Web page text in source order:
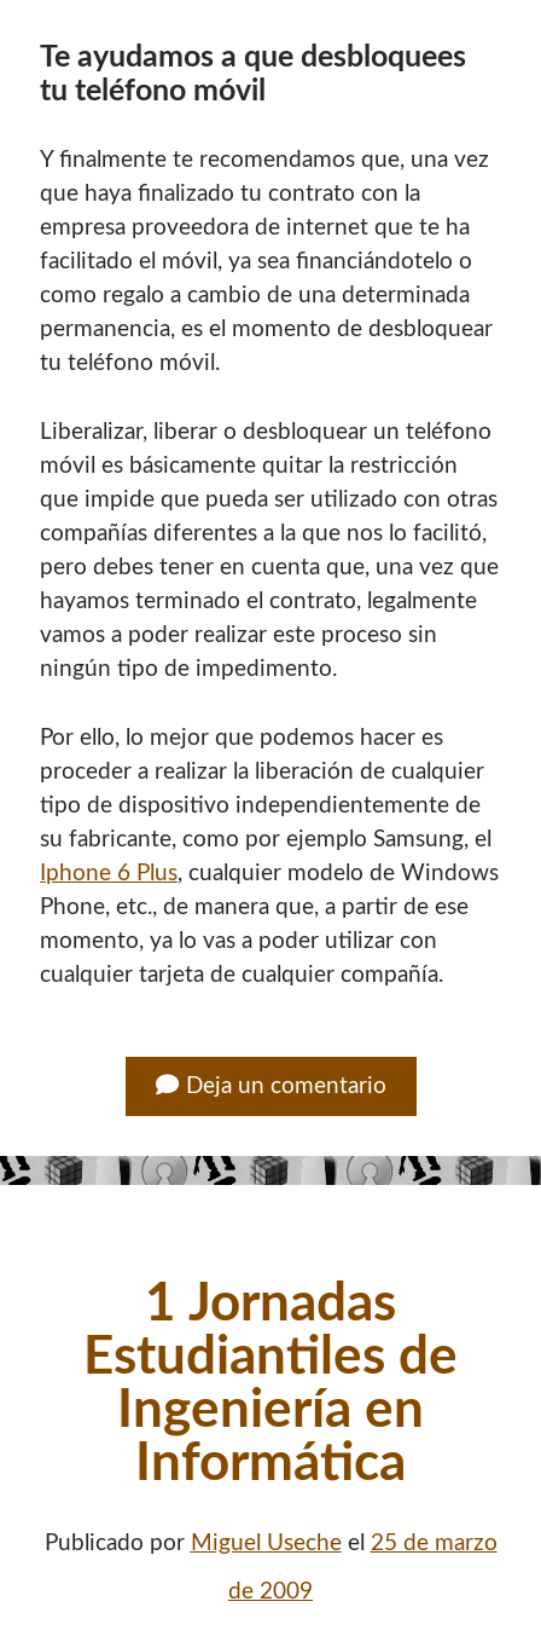
Te ayudamos a que desbloquees
tu teléfono móvil
Y finalmente te recomendamos que, una vez
que haya finalizado tu contrato con la
empresa proveedora de internet que te ha
facilitado el móvil, ya sea financiándotelo o
como regalo a cambio de una determinada
permanencia, es el momento de desbloquear
tu teléfono móvil.
Liberalizar, liberar o desbloquear un teléfono
móvil es básicamente quitar la restricción
que impide que pueda ser utilizado con otras
compañías diferentes a la que nos lo facilitó,
pero debes tener en cuenta que, una vez que
hayamos terminado el contrato, legalmente
vamos a poder realizar este proceso sin
ningún tipo de impedimento.
Por ello, lo mejor que podemos hacer es
proceder a realizar la liberación de cualquier
tipo de dispositivo independientemente de
su fabricante, como por ejemplo Samsung, el
Iphone 6 Plus, cualquier modelo de Windows
Phone, etc., de manera que, a partir de ese
momento, ya lo vas a poder utilizar con
cualquier tarjeta de cualquier compañía.
Deja un comentario
1 Jornadas
Estudiantiles de
Ingenierí­a en
Informática
Publicado por Miguel Usecheel 25 de marzo
de 2009